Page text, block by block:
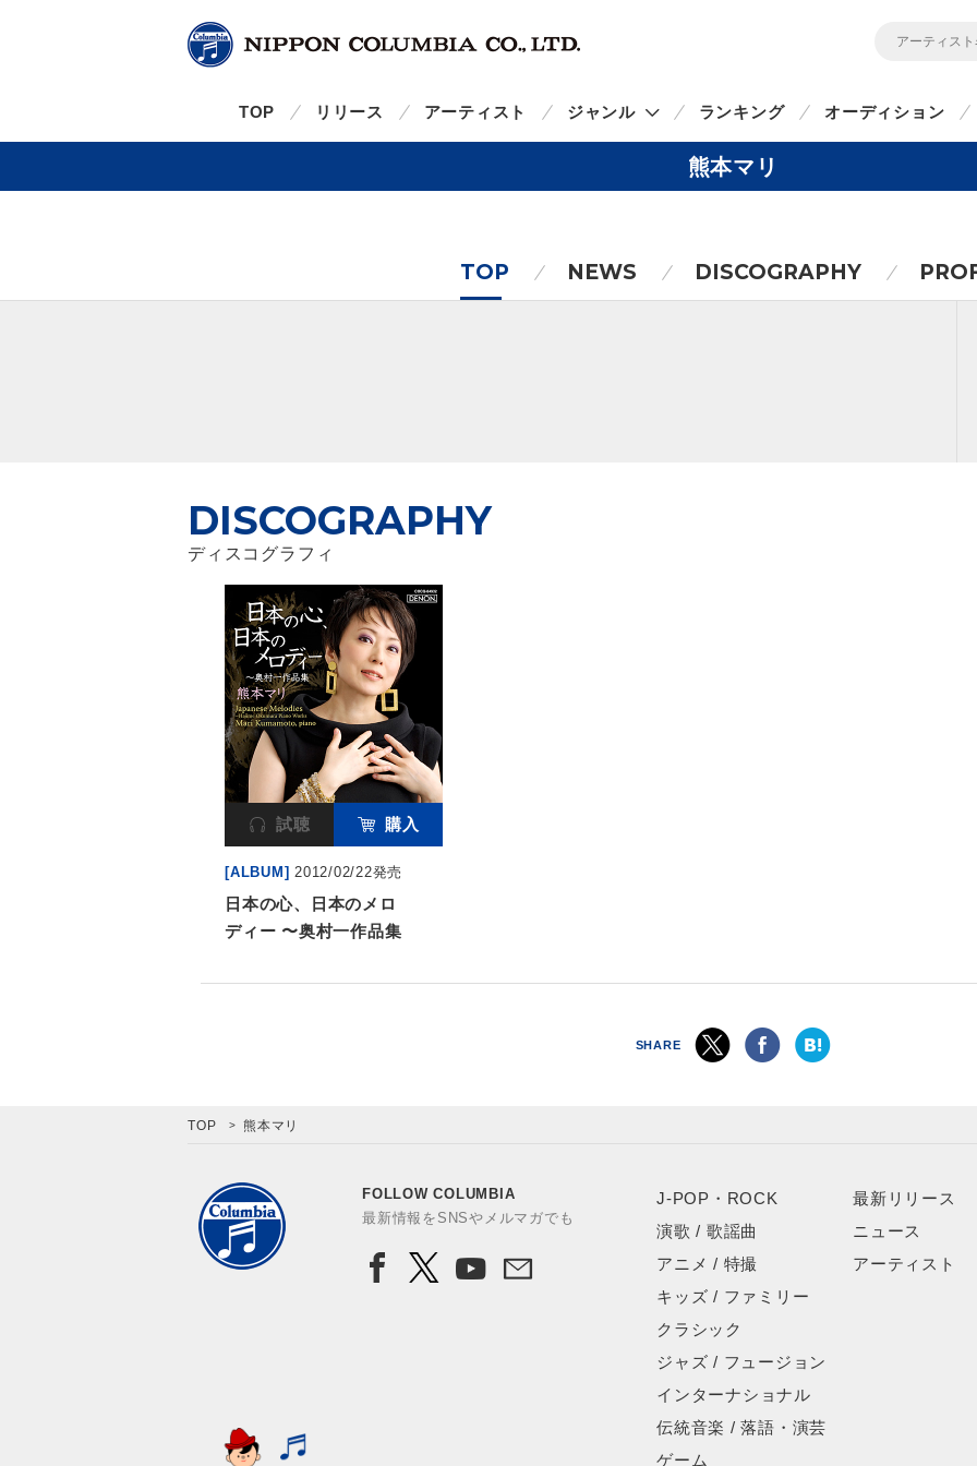
TOP リリース アーティスト ジャンル ランキング オーディション
熊本マリ
TOP NEWS DISCOGRAPHY
DISCOGRAPHY
ディスコグラフィ
試聴 購入
[ALBUM] 2012/02/22発売
日本の心、日本のメロ
ディー 〜奥村一作品集
SHARE
TOP 熊本マリ
FOLLOW COLUMBIA
最新情報をSNSやメルマガでも
J-POP・ROCK
演歌 / 歌謡曲
アニメ / 特撮
キッズ / ファミリー
クラシック
ジャズ / フュージョン
インターナショナル
伝統音楽 / 落語・演芸
ゲーム
最新リリース
ニュース
アーティスト